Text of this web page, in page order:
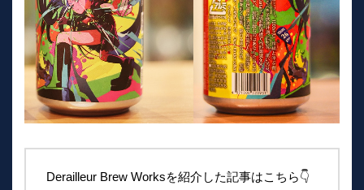
Derailleur Brew Worksを紹介した記事はこちら👇